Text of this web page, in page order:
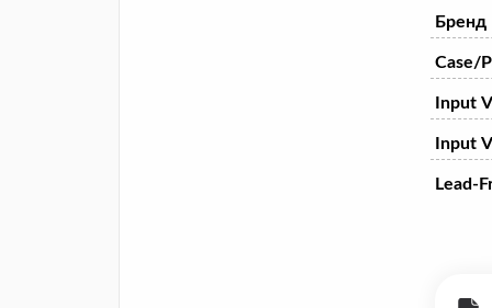
Бренд
Case/
Input
Input
Lead-